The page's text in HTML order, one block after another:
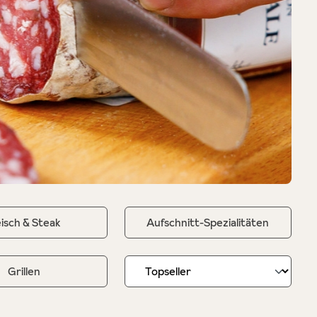
& Steak Aufschnitt-Spezialitäten
Grillen